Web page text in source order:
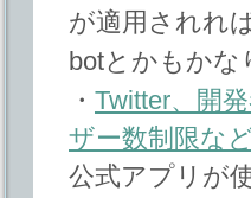
が適用されれ
botとかもかな
・ Twitter、開
ザー数制限な
公式アプリが